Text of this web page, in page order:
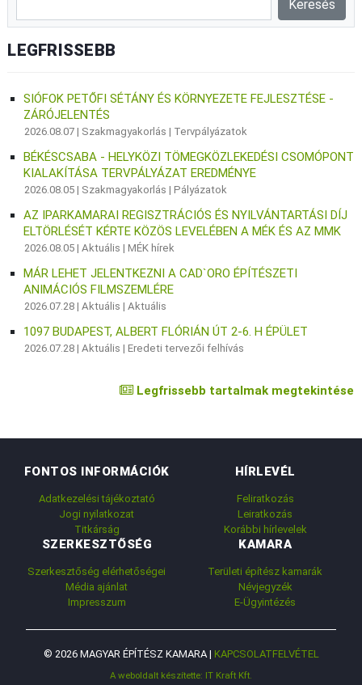
LEGFRISSEBB
SIÓFOK PETŐFI SÉTÁNY ÉS KÖRNYEZETE FEJLESZTÉSE -
ZÁRÓJELENTÉS
2026.08.07 | Szakmagyakorlás | Tervpályázatok
BÉKÉSCSABA - HELYKÖZI TÖMEGKÖZLEKEDÉSI CSOMÓPONT
KIALAKÍTÁSA TERVPÁLYÁZAT EREDMÉNYE
2026.08.05 | Szakmagyakorlás |Pályázatok
AZ IPARKAMARAI REGISZTRÁCIÓS ÉS NYILVÁNTARTÁSI DÍJ
ELTÖRLÉSÉT KÉRTE KÖZÖS LEVELÉBEN A MÉK ÉS AZ MMK
2026.08.05 |Aktuális |MÉK hírek
MÁR LEHET JELENTKEZNI A CAD`ORO ÉPÍTÉSZETI
ANIMÁCIÓS FILMSZEMLÉRE
2026.07.28 |Aktuális |Aktuális
1097 BUDAPEST, ALBERT FLÓRIÁN ÚT 2-6. H ÉPÜLET
2026.07.28 |Aktuális |Eredeti tervezői felhívás
Legfrissebb tartalmak megtekintése
FONTOS INFORMÁCIÓK
Adatkezelési tájékoztató
Jogi nyilatkozat
Titkárság
HÍRLEVÉL
Feliratkozás
Leiratkozás
Korábbi hírlevelek
SZERKESZTŐSÉG
Szerkesztőség elérhetőségei
Média ajánlat
Impresszum
KAMARA
Területi építész kamarák
Névjegyzék
E-Ügyintézés
© 2026 MAGYAR ÉPÍTÉSZ KAMARA | KAPCSOLATFELVÉTEL
A weboldalt készítette: IT Kraft Kft.